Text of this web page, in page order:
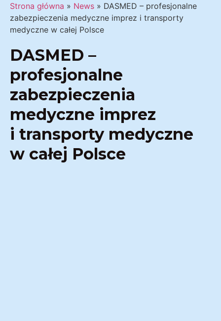
Strona główna » News » DASMED – profesjonalne
zabezpieczenia medyczne imprez i transporty
medyczne w całej Polsce
DASMED –
profesjonalne
zabezpieczenia
medyczne imprez
i transporty medyczne
w całej Polsce